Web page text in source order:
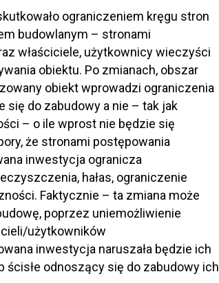
ograniczeniem kręgu stron
budowlanym – stronami
właściciele, użytkownicy wieczyści
obiektu. Po zmianach, obszar
obiekt wprowadzi ograniczenia
do zabudowy a nie – tak jak
– o ile wprost nie będzie się
że stronami postępowania
inwestycja ogranicza
hałas, ograniczenie
Faktycznie – ta zmiana może
poprzez uniemożliwienie
użytkowników
inwestycja naruszała będzie ich
ścisłe odnoszący się do zabudowy ich